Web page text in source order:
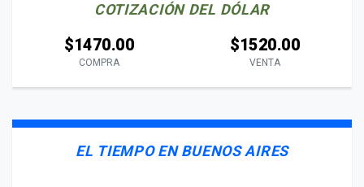
COTIZACIÓN DEL DÓLAR
$1470.00
COMPRA
$1520.00
VENTA
EL TIEMPO EN BUENOS AIRES